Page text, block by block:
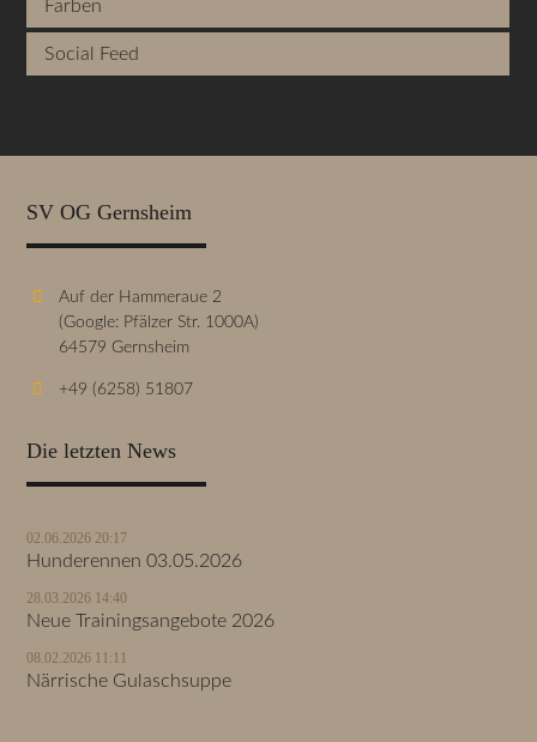
Farben
Social Feed
SV OG Gernsheim
Auf der Hammeraue 2
(Google: Pfälzer Str. 1000A)
64579 Gernsheim
+49 (6258) 51807
Die letzten News
02.06.2026 20:17
Hunderennen 03.05.2026
28.03.2026 14:40
Neue Trainingsangebote 2026
08.02.2026 11:11
Närrische Gulaschsuppe